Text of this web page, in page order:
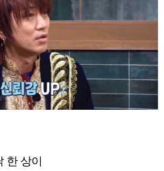
한 상이